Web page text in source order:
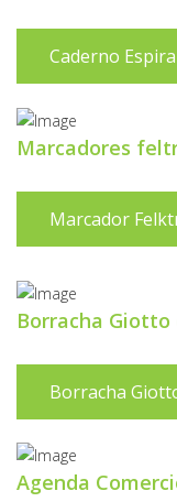
Caderno
Marcadores
Marcador
Borracha
Borracha
Agenda